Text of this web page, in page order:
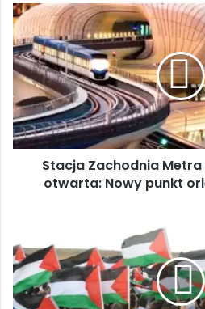
S
t
a
c
j
a
Z
a
c
a
M
e
t
Stacja Zachodnia Metra
otwarta: Nowy punkt
l
e
s
t